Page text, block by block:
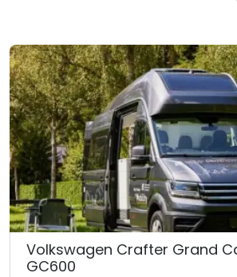
Volkswagen Crafter Grand
GC600